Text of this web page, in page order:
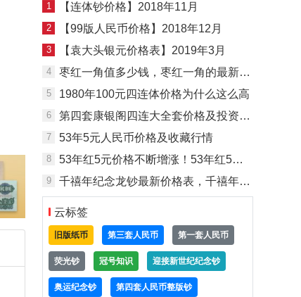
1 【连体钞价格】2018年11月
2 【99版人民币价格】2018年12月
3 【袁大头银元价格表】2019年3月
4 枣红一角值多少钱，枣红一角的最新价格表
5 1980年100元四连体价格为什么这么高
6 第四套康银阁四连大全套价格及投资分析
7 53年5元人民币价格及收藏行情
8 53年红5元价格不断增涨！53年红5元发展前景一片光明
9 千禧年纪念龙钞最新价格表，千禧年纪念钞龙钞值多少钱？
云标签
旧版纸币 第三套人民币 第一套人民币
荧光钞 冠号知识 迎接新世纪纪念钞
奥运纪念钞 第四套人民币整版钞